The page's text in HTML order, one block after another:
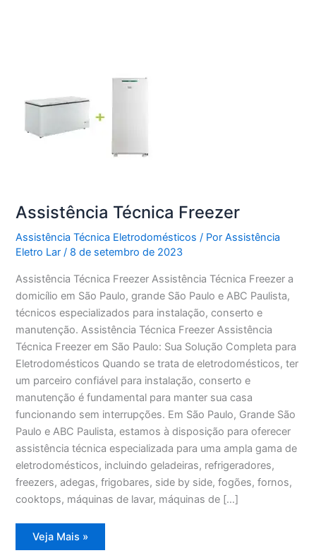
Assistência Técnica Freezer
Assistência Técnica Eletrodomésticos / PorAssistência
Eletro Lar/ 8 de setembro de 2023
Assistência Técnica Freezer Assistência Técnica Freezer a
domicílio em São Paulo, grande São Paulo e ABC Paulista,
técnicos especializados para instalação, conserto e
manutenção. Assistência Técnica Freezer Assistência
Técnica Freezer em São Paulo: Sua Solução Completa para
Eletrodomésticos Quando se trata de eletrodomésticos, ter
um parceiro confiável para instalação, conserto e
manutenção é fundamental para manter sua casa
funcionando sem interrupções. Em São Paulo, Grande São
Paulo e ABC Paulista, estamos à disposição para oferecer
assistência técnica especializada para uma ampla gama de
eletrodomésticos, incluindo geladeiras, refrigeradores,
freezers, adegas, frigobares, side by side, fogões, fornos,
cooktops, máquinas de lavar, máquinas de […]
Assistência
Técnica
Veja Mais »